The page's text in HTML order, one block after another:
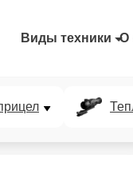
Виды техники О